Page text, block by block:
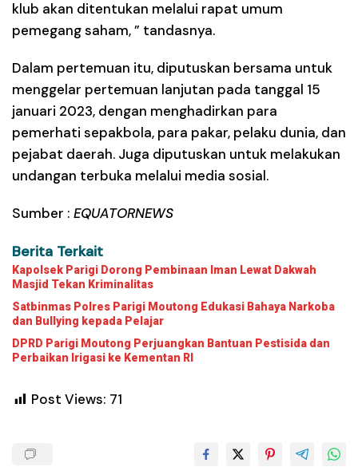
klub akan ditentukan melalui rapat umum
pemegang saham, ” tandasnya.
Dalam pertemuan itu, diputuskan bersama untuk
menggelar pertemuan lanjutan pada tanggal 15
januari 2023, dengan menghadirkan para
pemerhati sepakbola, para pakar, pelaku dunia, dan
pejabat daerah. Juga diputuskan untuk melakukan
undangan terbuka melalui media sosial.
Sumber : EQUATORNEWS
Berita Terkait
Kapolsek Parigi Dorong Pembinaan Iman Lewat Dakwah
Masjid Tekan Kriminalitas
Satbinmas Polres Parigi Moutong Edukasi Bahaya Narkoba
dan Bullying kepada Pelajar
DPRD Parigi Moutong Perjuangkan Bantuan Pestisida dan
Perbaikan Irigasi ke Kementan RI
Post Views: 71